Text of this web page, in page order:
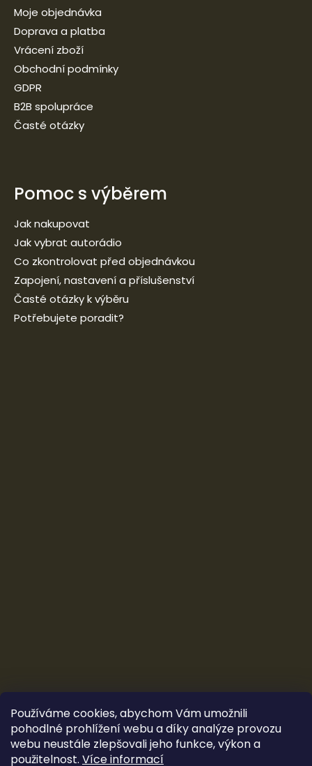
Používáme cookies, abychom Vám umožnili
pohodlné prohlížení webu a díky analýze provozu
webu neustále zlepšovali jeho funkce, výkon a
použitelnost. Více informací
Moje objednávka
Doprava a platba
Vrácení zboží
Obchodní podmínky
GDPR
B2B spolupráce
Časté otázky
Pomoc s výběrem
Jak nakupovat
Jak vybrat autorádio
Co zkontrolovat před objednávkou
Zapojení, nastavení a příslušenství
Časté otázky k výběru
Potřebujete poradit?